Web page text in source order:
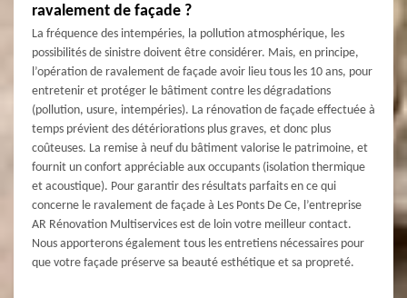
ravalement de façade ?
La fréquence des intempéries, la pollution atmosphérique, les
possibilités de sinistre doivent être considérer. Mais, en principe,
l’opération de ravalement de façade avoir lieu tous les 10 ans, pour
entretenir et protéger le bâtiment contre les dégradations
(pollution, usure, intempéries). La rénovation de façade effectuée à
temps prévient des détériorations plus graves, et donc plus
coûteuses. La remise à neuf du bâtiment valorise le patrimoine, et
fournit un confort appréciable aux occupants (isolation thermique
et acoustique). Pour garantir des résultats parfaits en ce qui
concerne le ravalement de façade à Les Ponts De Ce, l’entreprise
AR Rénovation Multiservices est de loin votre meilleur contact.
Nous apporterons également tous les entretiens nécessaires pour
que votre façade préserve sa beauté esthétique et sa propreté.